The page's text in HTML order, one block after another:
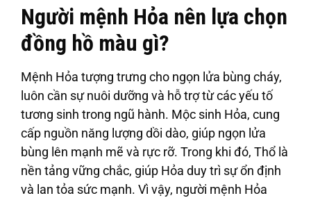
Người mệnh Hỏa nên lựa chọn
đồng hồ màu gì?
Mệnh Hỏa tượng trưng cho ngọn lửa bùng cháy,
luôn cần sự nuôi dưỡng và hỗ trợ từ các yếu tố
tương sinh trong ngũ hành. Mộc sinh Hỏa, cung
cấp nguồn năng lượng dồi dào, giúp ngọn lửa
bùng lên mạnh mẽ và rực rỡ. Trong khi đó, Thổ là
nền tảng vững chắc, giúp Hỏa duy trì sự ổn định
và lan tỏa sức mạnh. Vì vậy, người mệnh Hỏa